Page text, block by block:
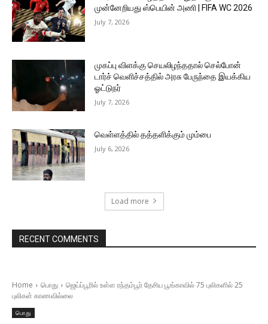
முன்னேறியது ஸ்பெயின் அணி | FIFA WC 2026
July 7, 2026
முகப்பு விளக்கு செயலிழந்ததால் செல்போன்
டார்ச் வெளிச்சத்தில் அரசு பேருந்தை இயக்கிய
ஓட்டுநர்
July 7, 2026
வெள்ளத்தில் தத்தளிக்கும் மும்பை
July 6, 2026
Load more
RECENT COMMENTS